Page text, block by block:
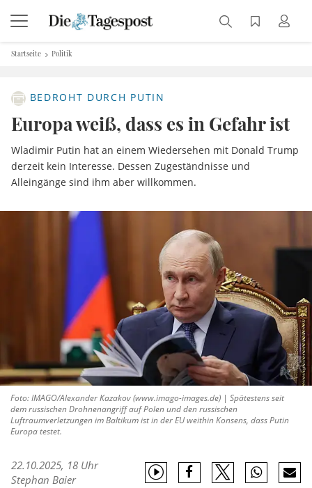
Startseite Politik
BEDROHT DURCH PUTIN
Europa weiß, dass es in Gefahr ist
Wladimir Putin hat an einem Wiedersehen mit Donald Trump
derzeit kein Interesse. Dessen Zugeständnisse und
Alleingänge sind ihm aber willkommen.
Foto: IMAGO/Alexander Kazakov (www.imago-images.de) | Spätestens seit
dem russischen Drohnenangriff auf Polen und den russischen
Luftraumverletzungen im Baltikum ist in der EU weithin Konsens, dass Putin
Europa testet.
22.10.2025, 18 Uhr
Stephan Baier